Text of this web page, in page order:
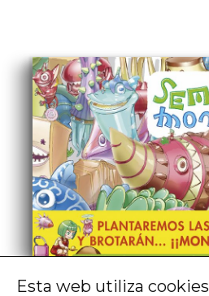
Esta web utiliza cookies